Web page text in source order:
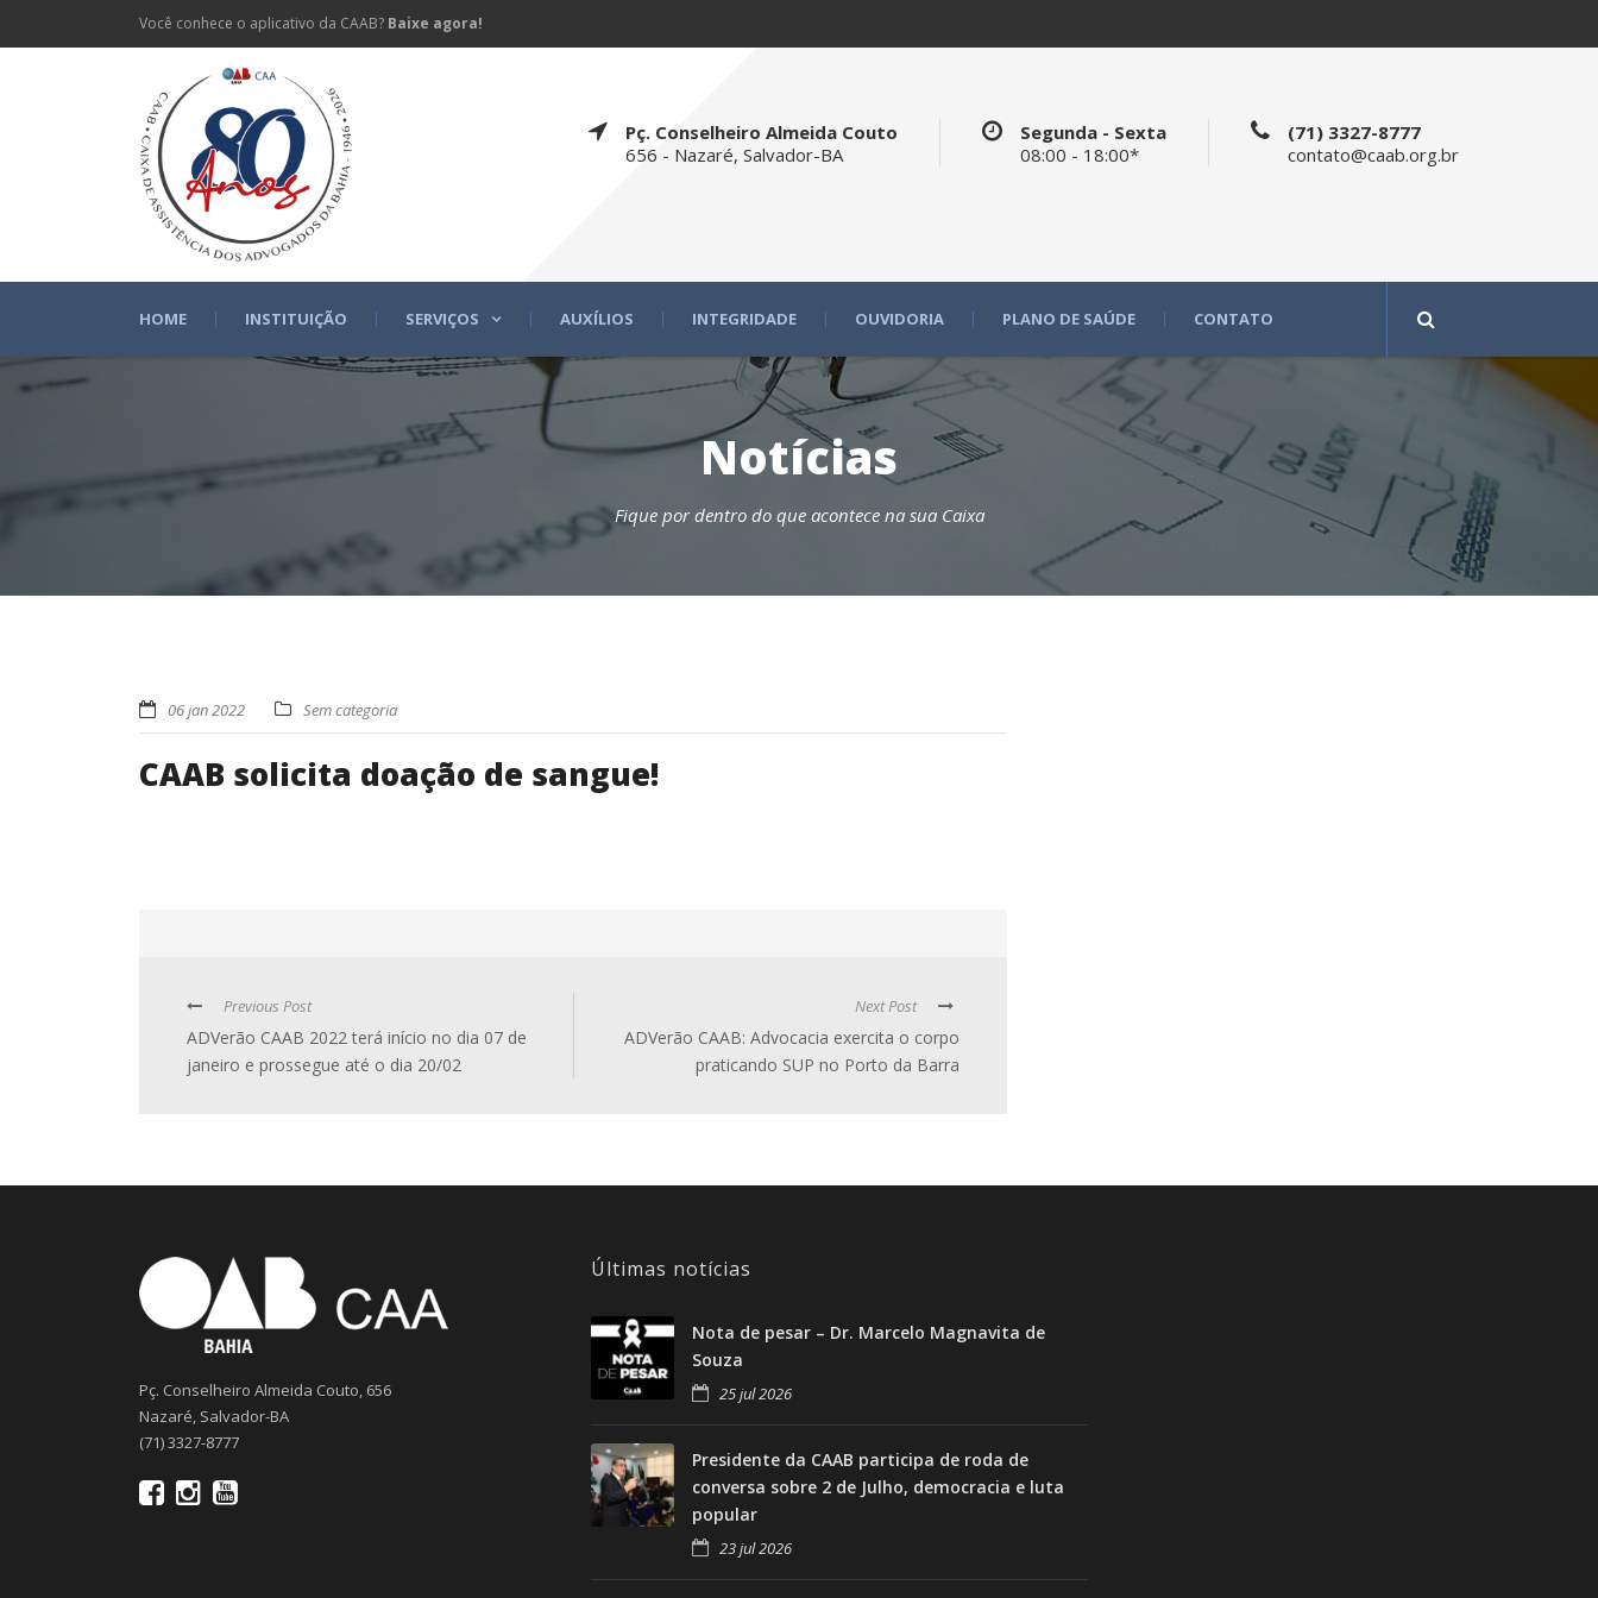
Você conhece o aplicativo da CAAB? Baixe agora!
Pç. Conselheiro Almeida Couto
656 - Nazaré, Salvador-BA
Segunda - Sexta
08:00 - 18:00*
(71) 3327-8777
contato@caab.org.br
HOME INSTITUIÇÃO SERVIÇOS AUXÍLIOS INTEGRIDADE OUVIDORIA PLANO DE SAÚDE CONTATO
Notícias
Fique por dentro do que acontece na sua Caixa
06 jan 2022 Sem categoria
CAAB solicita doação de sangue!
Previous Post
ADVerão CAAB 2022 terá início no dia 07 de
janeiro e prossegue até o dia 20/02
Next Post
ADVerão CAAB: Advocacia exercita o corpo
praticando SUP no Porto da Barra
Pç. Conselheiro Almeida Couto, 656
Nazaré, Salvador-BA
(71) 3327-8777
Últimas notícias
Nota de pesar – Dr. Marcelo Magnavita de
Souza
25 jul 2026
Presidente da CAAB participa de roda de
conversa sobre 2 de Julho, democracia e luta
popular
23 jul 2026